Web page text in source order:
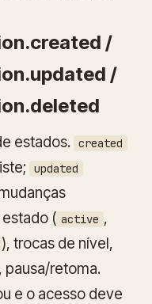
/
/
estados. created
updated
( active ,
), trocas de nível,
pausa/retoma.
e o acesso deve